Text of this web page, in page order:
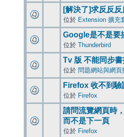
[解決了]求反反
位於 Extension 擴充
Google是不是要
位於 Thunderbird
Tv 版 不能同步書
位於 問題網站與網頁
Firefox 收不到驗
位於 Firefox
請問流覽網頁時
而不是下一頁
位於 Firefox